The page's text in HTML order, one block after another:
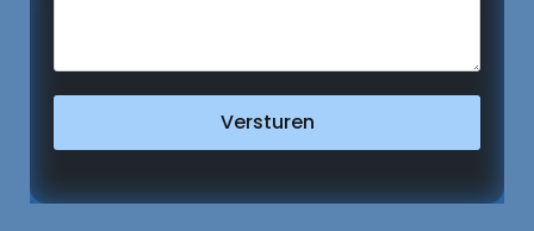
Versturen